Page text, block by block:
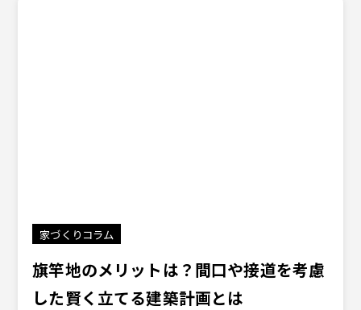
家づくりコラム
旗竿地のメリットは？間口や接道を考慮
した賢く立てる建築計画とは